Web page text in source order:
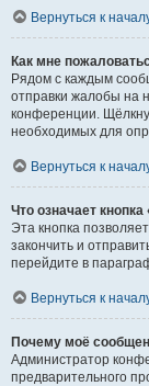
Вернуться к
Как мне
Рядом с каждым
отправки жалобы на
конференции.
необходимых для
Вернуться к
Что означает
Эта кнопка
закончить и
перейдите в
Вернуться к
Почему моё
Администратор
предварительного